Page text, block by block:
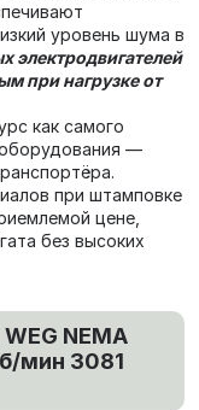
уровень шума в
электродвигателей
при нагрузке от
как самого
оборудования —
при штамповке
цене,
без высоких
NEMA
мин 3081